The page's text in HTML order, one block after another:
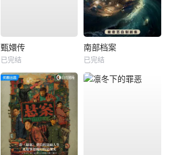
甄嬛传
已完结
南部档案
已完结